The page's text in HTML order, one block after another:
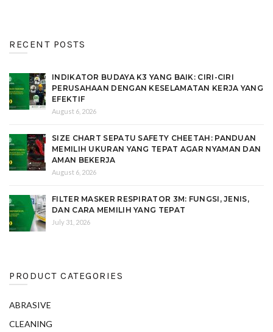
RECENT POSTS
INDIKATOR BUDAYA K3 YANG BAIK: CIRI-CIRI
PERUSAHAAN DENGAN KESELAMATAN KERJA YANG
EFEKTIF
August 6, 2026
SIZE CHART SEPATU SAFETY CHEETAH: PANDUAN
MEMILIH UKURAN YANG TEPAT AGAR NYAMAN DAN
AMAN BEKERJA
August 6, 2026
FILTER MASKER RESPIRATOR 3M: FUNGSI, JENIS,
DAN CARA MEMILIH YANG TEPAT
July 31, 2026
PRODUCT CATEGORIES
ABRASIVE
CLEANING